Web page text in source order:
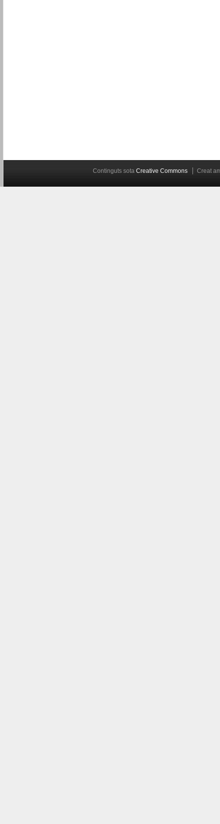
Continguts sotaCreative Commons Creat